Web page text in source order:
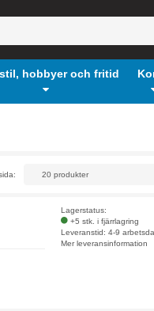
hobbyer och fritid
Lagerstatus:
+5 stk. i fjärrlagring
Leveranstid: 4-9
Mer leveransinformation